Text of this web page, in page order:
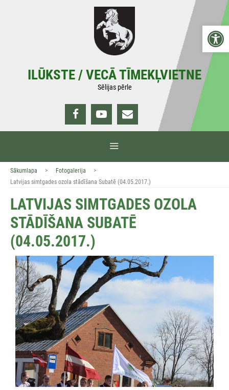
ILŪKSTE / VECĀ TĪMEKĻVIETNE
Sēlijas pērle
Sākumlapa > Fotogalerija
>
Latvijas simtgades ozola stādīšana Subatē (04.05.2017.)
LATVIJAS SIMTGADES OZOLA
STĀDĪŠANA SUBATĒ
(04.05.2017.)